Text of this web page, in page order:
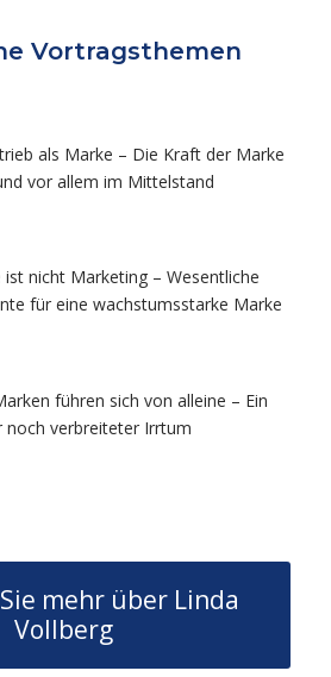
Vortragsthemen
als Marke – Die Kraft der Marke
vor allem im Mittelstand
ist nicht Marketing – Wesentliche
für eine wachstumsstarke Marke
führen sich von alleine – Ein
noch verbreiteter Irrtum
mehr über Linda
Vollberg